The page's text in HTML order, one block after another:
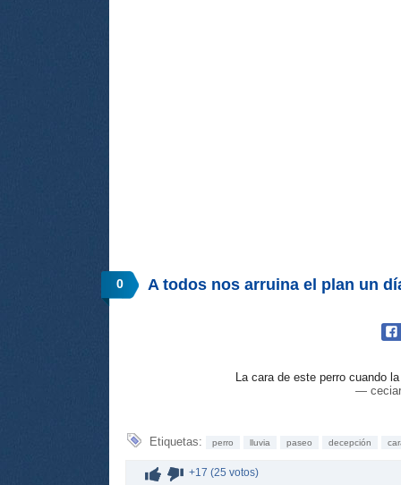
0 A todos nos arruina el plan un
La cara de este perro cuando
—
Etiquetas: perro lluvia paseo decepción
+17 (25 votos)